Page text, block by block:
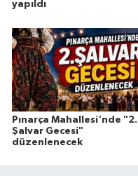
yapıldı
Pınarça Mahallesi'nde "2.
Şalvar Gecesi"
düzenlenecek